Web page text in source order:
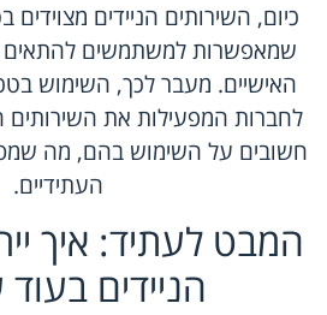
כיום, השירותים הניידים מצוידים
שמאפשרות למשתמשים להתאים
האישיים. מעבר לכך, השימוש
לחברות המפעילות את השירותים
חשובים על השימוש בהם, מה
העתידיים.
המבט לעתיד: איך
הניידים